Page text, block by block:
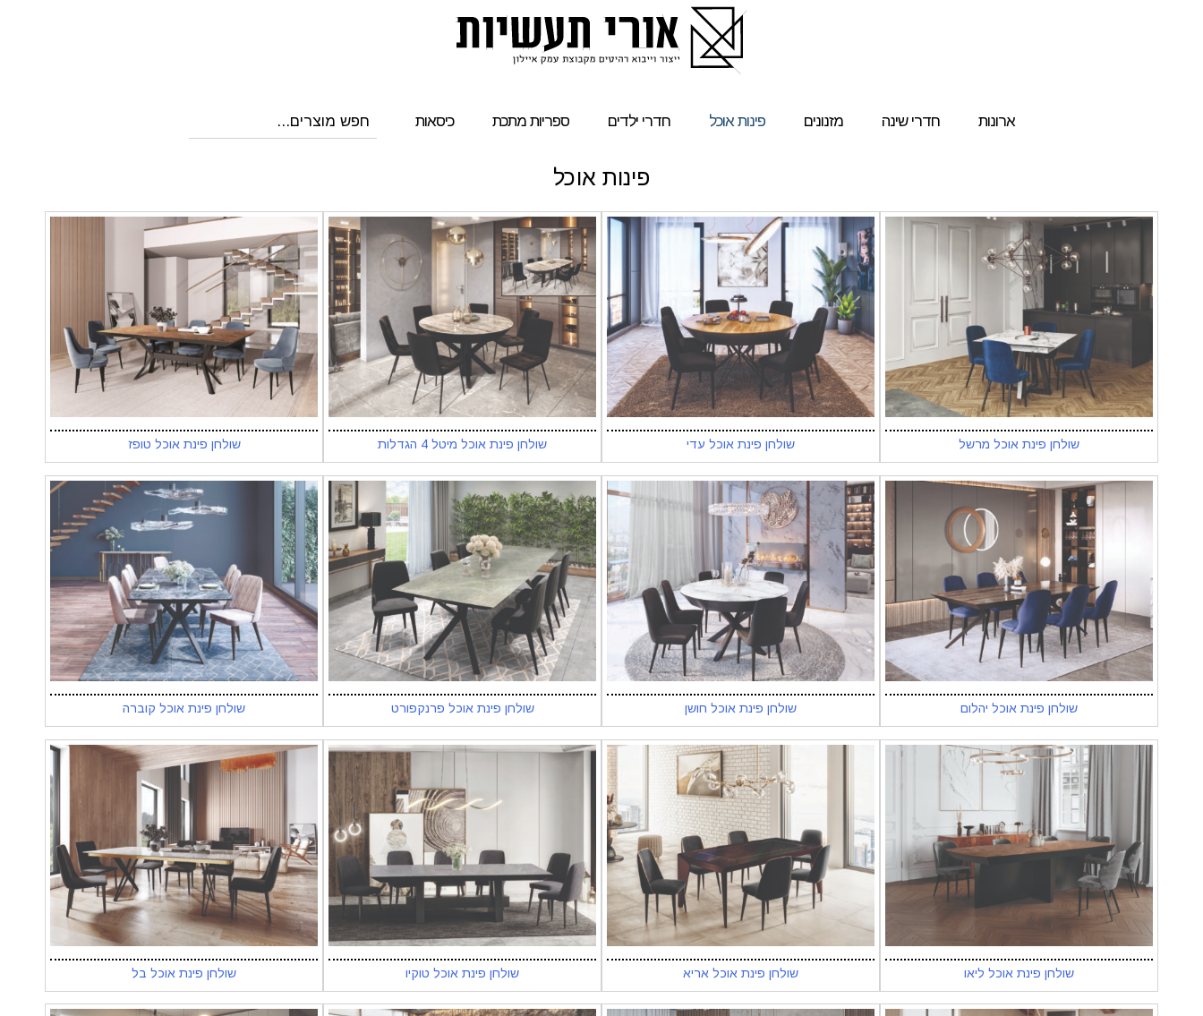
ארונות חדרי שינה מזנונים פינות אוכל חדרי ילדים ספריות מתכת כיסאות
פינות אוכל
שולחן פינת אוכל טופז שולחן פינת אוכל מיטל 4 הגדלות שולחן פינת אוכל עדי שולחן פינת אוכל מרשל
שולחן פינת אוכל קוברה שולחן פינת אוכל פרנקפורט שולחן פינת אוכל חושן שולחן פינת אוכל יהלום
שולחן פינת אוכל בל שולחן פינת אוכל טוקיו שולחן פינת אוכל אריא שולחן פינת אוכל ליאו